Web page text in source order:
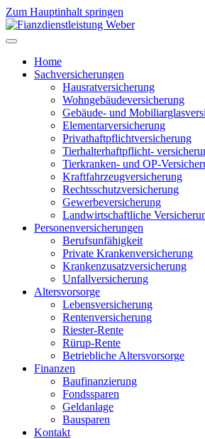
Zum Hauptinhalt springen
Home
Sachversicherungen
Hausratversicherung
Wohngebäudeversicherung
Gebäude- und
Elementarversicherung
Privathaftpflichtversicherung
Tierhalterhaftpflicht-
Tierkranken- und OP-
Kraftfahrzeugversicherung
Rechtsschutzversicherung
Gewerbeversicherung
Landwirtschaftliche
Personenversicherungen
Berufsunfähigkeit
Private Krankenversicherung
Krankenzusatzversicherung
Unfallversicherung
Altersvorsorge
Lebensversicherung
Rentenversicherung
Riester-Rente
Rürup-Rente
Betriebliche Altersvorsorge
Finanzen
Baufinanzierung
Fondssparen
Geldanlage
Bausparen
Kontakt